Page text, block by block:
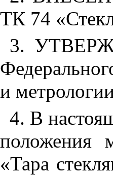
ТК 74
3.
и
4. В
положения
«Тара